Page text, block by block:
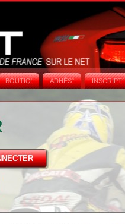
BOUTIQ' ADHÉS° INSCRIPT°
(ONGLET ACTIF)